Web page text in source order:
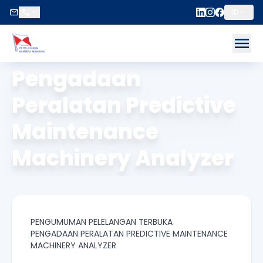
menu
Beranda
Pengadaan
Peralatan Predictive
Maintenance
Machinery Analyzer
PENGUMUMAN PELELANGAN TERBUKA
PENGADAAN PERALATAN PREDICTIVE MAINTENANCE
MACHINERY ANALYZER